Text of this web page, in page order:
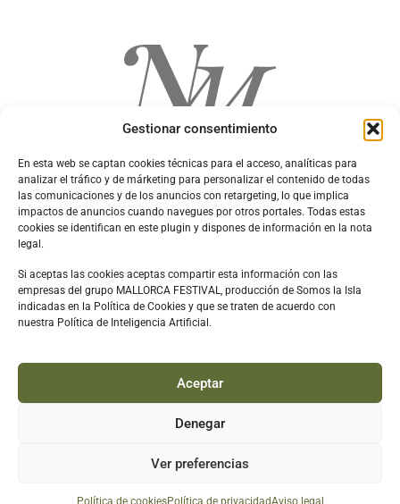
Gestionar consentimiento
En esta web se captan cookies técnicas para el acceso, analíticas para
analizar el tráfico y de márketing para personalizar el contenido de todas
las comunicaciones y de los anuncios con retargeting, lo que implica
impactos de anuncios cuando navegues por otros portales. Todas estas
cookies se identifican en este plugin y dispones de información en la nota
legal.
Si aceptas las cookies aceptas compartir esta información con las
empresas del grupo MALLORCA FESTIVAL, producción de Somos la Isla
indicadas en la Política de Cookies y que se traten de acuerdo con
nuestra Política de Inteligencia Artificial.
Aceptar
Denegar
Ver preferencias
Política de cookiesPolítica de privacidadAviso legal
Política de cookies
Política de privacidad